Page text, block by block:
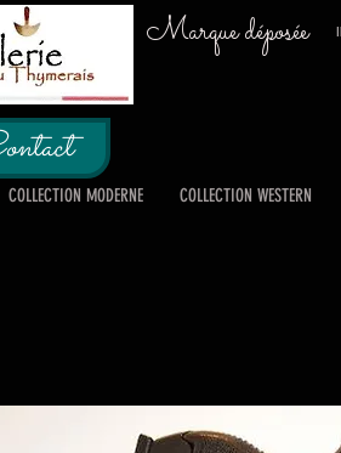
Marque déposée
COLLECTION MODERNE COLLECTION WESTERN